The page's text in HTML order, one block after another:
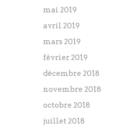
mai 2019
avril 2019
mars 2019
février 2019
décembre 2018
novembre 2018
octobre 2018
juillet 2018